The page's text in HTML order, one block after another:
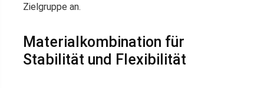
Zielgruppe an.
Materialkombination für
Stabilität und Flexibilität